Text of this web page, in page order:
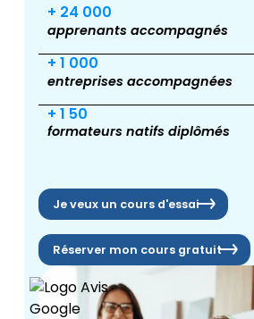
+ 24 000
apprenants accompagnés
+ 1 000
entreprises accompagnées
+ 1 50
formateurs natifs diplômés
Je veux un cours d'essai
Réserver mon cours gratuit